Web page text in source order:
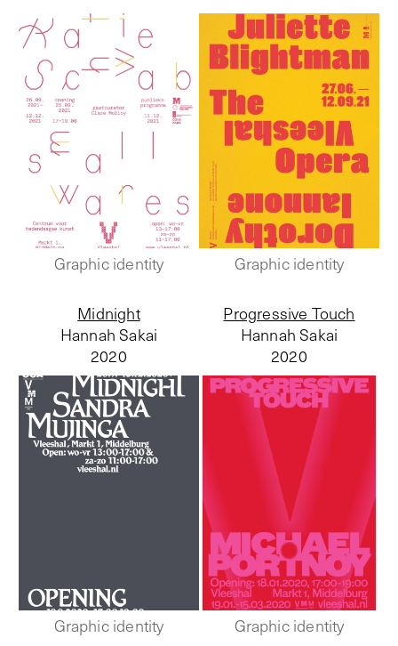
Graphic identity Graphic identity
Midnight
Hannah Sakai
2020
Graphic identity
Progressive Touch
Hannah Sakai
2020
Graphic identity